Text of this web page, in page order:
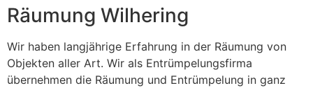
Räumung Wilhering
Wir haben langjährige Erfahrung in der Räumung von
Objekten aller Art. Wir als Entrümpelungsfirma
übernehmen die Räumung und Entrümpelung in ganz